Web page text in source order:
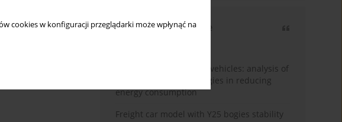
cookies w konfiguracji przeglądarki może wpłynąć na
Najczęściej cytowane
Energy efficiency in rail vehicles: analysis of
contemporary technologies in reducing
energy consumption
Freight car model with Y25 bogies stability